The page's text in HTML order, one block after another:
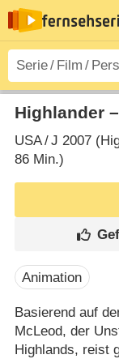
Highlander
USA/J 2007
86 Min.)
Animation
Basierend auf
McLeod, der
Highlands, reist